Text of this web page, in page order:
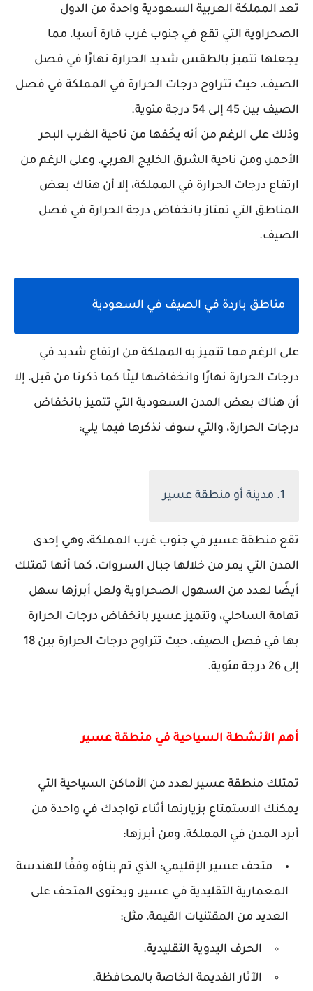
تعد المملكة العربية السعودية واحدة من الدول
الصحراوية التي تقع في جنوب غرب قارة آسيا، مما
يجعلها تتميز بالطقس شديد الحرارة نهارًا في فصل
الصيف، حيث تتراوح درجات الحرارة في المملكة في فصل
الصيف بين 45 إلى 54 درجة مئوية.
وذلك على الرغم من أنه يحُفها من ناحية الغرب البحر
الأحمر، ومن ناحية الشرق الخليج العربي، وعلى الرغم من
ارتفاع درجات الحرارة في المملكة، إلا أن هناك بعض
المناطق التي تمتاز بانخفاض درجة الحرارة في فصل
الصيف.
مناطق باردة في الصيف في السعودية
على الرغم مما تتميز به المملكة من ارتفاع شديد في
درجات الحرارة نهارًا وانخفاضها ليلًا كما ذكرنا من قبل، إلا
أن هناك بعض المدن السعودية التي تتميز بانخفاض
درجات الحرارة، والتي سوف نذكرها فيما يلي:
1. مدينة أو منطقة عسير
تقع منطقة عسير في جنوب غرب المملكة، وهي إحدى
المدن التي يمر من خلالها جبال السروات، كما أنها تمتلك
أيضًا لعدد من السهول الصحراوية ولعل أبرزها سهل
تهامة الساحلي، وتتميز عسير بانخفاض درجات الحرارة
بها في فصل الصيف، حيث تتراوح درجات الحرارة بين 18
إلى 26 درجة مئوية.
أهم الأنشطة السياحية في منطقة عسير
تمتلك منطقة عسير لعدد من الأماكن السياحية التي
يمكنك الاستمتاع بزيارتها أثناء تواجدك في واحدة من
أبرد المدن في المملكة، ومن أبرزها:
متحف عسير الإقليمي: الذي تم بناؤه وفقًا للهندسة
المعمارية التقليدية في عسير، ويحتوى المتحف على
العديد من المقتنيات القيمة، مثل:
الحرف اليدوية التقليدية.
الآثار القديمة الخاصة بالمحافظة.